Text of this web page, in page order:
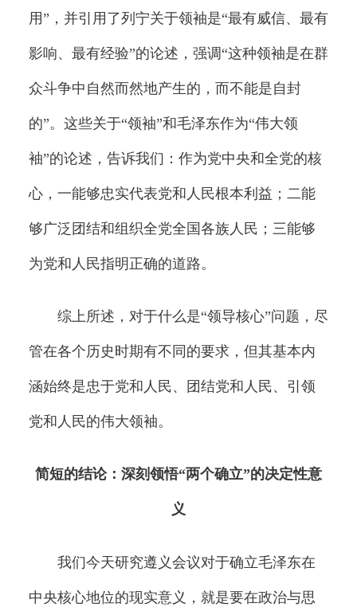
用”，并引用了列宁关于领袖是“最有威信、最有
影响、最有经验”的论述，强调“这种领袖是在群
众斗争中自然而然地产生的，而不能是自封
的”。这些关于“领袖”和毛泽东作为“伟大领
袖”的论述，告诉我们：作为党中央和全党的核
心，一能够忠实代表党和人民根本利益；二能
够广泛团结和组织全党全国各族人民；三能够
为党和人民指明正确的道路。
综上所述，对于什么是“领导核心”问题，尽
管在各个历史时期有不同的要求，但其基本内
涵始终是忠于党和人民、团结党和人民、引领
党和人民的伟大领袖。
简短的结论：深刻领悟“两个确立”的决定性意
义
我们今天研究遵义会议对于确立毛泽东在
中央核心地位的现实意义，就是要在政治与思